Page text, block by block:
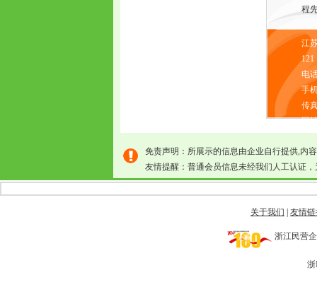
程
江
121
电
手
传
网
免责声明：所展示的信息由企业自行提供,内
友情提醒：普通会员信息未经我们人工认证
关于我们 友情
浙江民营
浙